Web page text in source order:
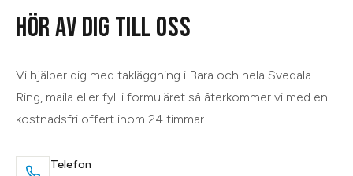
HÖR AV DIG TILL OSS
Vi hjälper dig med takläggning i Bara och hela Svedala
Ring, maila eller fyll i formuläret så återkommer vi med en
kostnadsfri offert inom 24 timmar.
Telefon